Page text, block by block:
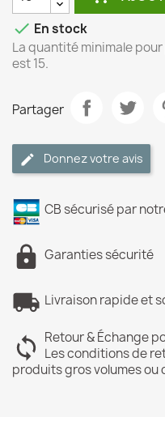
 En stock
La quantité minimale
est 15.
Partager
Donnez votre avis
CB sécurisé par
Garanties sécurité
Livraison rapide et
Retour & Échange
Les conditions de
produits gros volumes ou